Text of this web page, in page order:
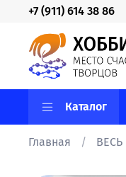
+7 (911) 614 38 86
Каталог
Главная ВЕСЬ